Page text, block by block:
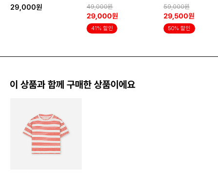
29,000원
49,000원
29,000원
41% 할인
59,000원
29,500원
50% 할인
이 상품과 함께 구매한 상품이에요